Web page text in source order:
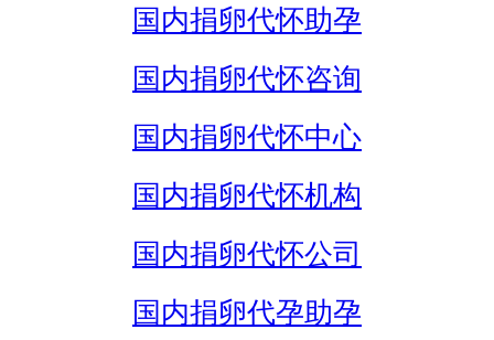
国内捐卵代怀助孕
国内捐卵代怀咨询
国内捐卵代怀中心
国内捐卵代怀机构
国内捐卵代怀公司
国内捐卵代孕助孕